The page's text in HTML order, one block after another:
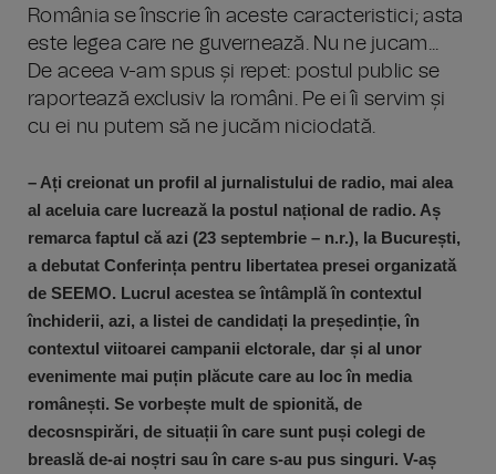
România se înscrie în aceste caracteristici; asta
este legea care ne guvernează. Nu ne jucam...
De aceea v-am spus și repet: postul public se
raportează exclusiv la români. Pe ei îi servim și
cu ei nu putem să ne jucăm niciodată.
– Ați creionat un profil al jurnalistului de radio, mai alea
al aceluia care lucrează la postul național de radio. Aș
remarca faptul că azi (23 septembrie – n.r.), la București,
a debutat Conferința pentru libertatea presei organizată
de SEEMO. Lucrul acestea se întâmplă în contextul
închiderii, azi, a listei de candidați la președinție, în
contextul viitoarei campanii elctorale, dar și al unor
evenimente mai puțin plăcute care au loc în media
românești. Se vorbește mult de spionită, de
decosnspirări, de situații în care sunt puși colegi de
breaslă de-ai noștri sau în care s-au pus singuri. V-aș